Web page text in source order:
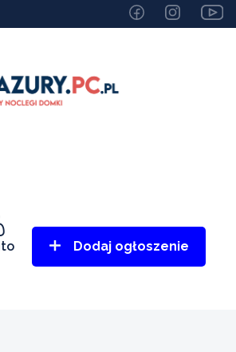
Dodaj ogłoszenie